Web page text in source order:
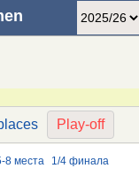
Play-off
8 места 1/4 финала